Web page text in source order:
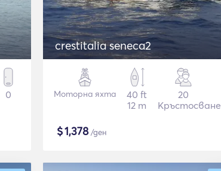
0
crestitalia seneca2
Моторна яхта
40 ft
12 m
20
Кръстосване
$1,378/ден